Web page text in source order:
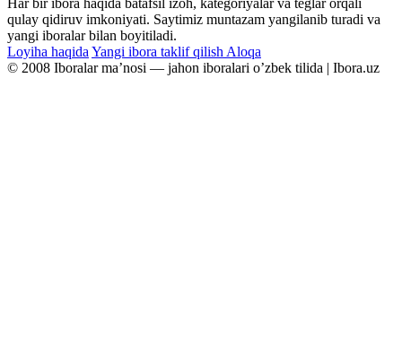
qulay qidiruv imkoniyati. Saytimiz muntazam yangilanib turadi va
yangi iboralar bilan boyitiladi.
Loyiha haqida Yangi ibora taklif qilish Aloqa
© 2008 Iboralar maʼnosi — jahon iboralari oʼzbek tilida | Ibora.uz